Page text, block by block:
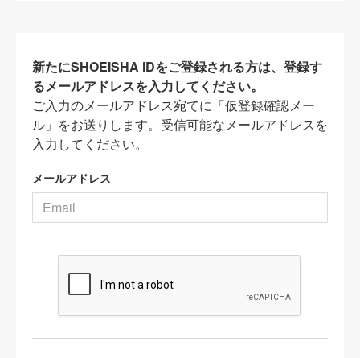
新たにSHOEISHA iDをご登録される方は、登録す
るメールアドレスを入力してください。
ご入力のメールアドレス宛てに「仮登録確認メー
ル」をお送りします。受信可能なメールアドレスを
入力してください。
メールアドレス